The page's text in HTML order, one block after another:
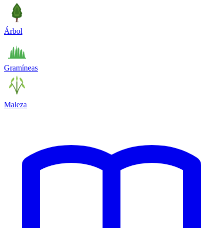
Árbol
Gramíneas
Maleza